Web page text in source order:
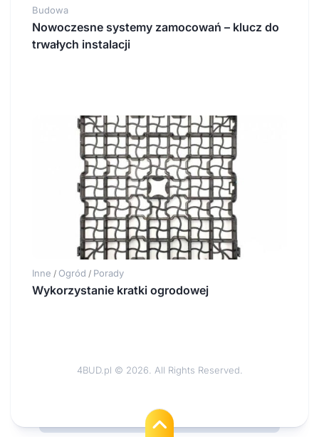
Budowa
Nowoczesne systemy zamocowań – klucz do
trwałych instalacji
Inne / Ogród / Porady
Wykorzystanie kratki ogrodowej
4BUD.pl © 2026. All Rights Reserved.